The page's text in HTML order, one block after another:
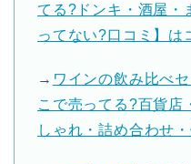
てる?ドンキ・酒屋・
ってない?口コミ】は
→ ワインの飲み比べ
こで売ってる?百貨店
しゃれ・詰め合わせ